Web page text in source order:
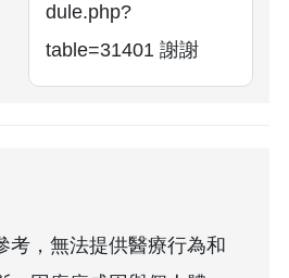
dule.php?
table=31401 謝謝
考，無法提供醫療行為和